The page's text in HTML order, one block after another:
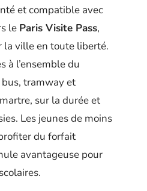
et compatible avec
le Paris Visite Pass,
la ville en toute liberté.
à l’ensemble du
bus, tramway et
sur la durée et
Les jeunes de moins
du forfait
avantageuse pour